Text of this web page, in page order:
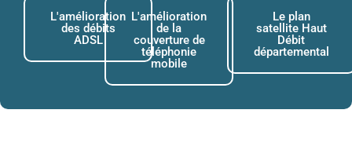
L'amélioration
des débits
ADSL
L'amélioration
de la
couverture de
téléphonie
mobile
Le plan
satellite Haut
Débit
départemental